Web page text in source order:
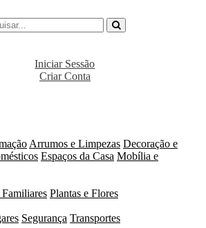
Iniciar Sessão
Criar Conta
Arrumos e Limpezas Decoração e
Espaços da Casa Mobília e
Plantas e Flores
Segurança Transportes